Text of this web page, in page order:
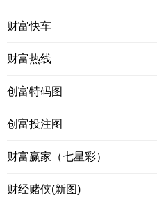
财富快车
财富热线
创富特码图
创富投注图
财富赢家（七星彩）
财经赌侠(新图)